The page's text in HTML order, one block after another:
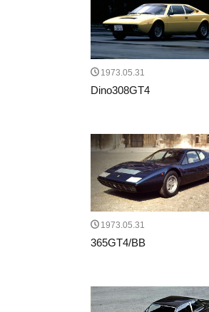
1973.05.31
Dino308GT4
1973.05.31
365GT4/BB